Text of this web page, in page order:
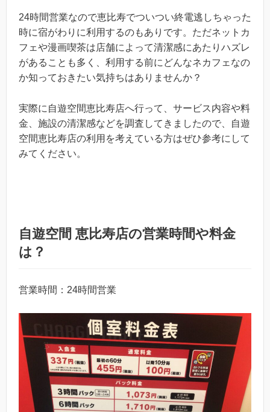
24時間営業なので恵比寿でついつい終電逃しちゃった
時に宿がわりに利用するのもありです。ただネットカ
フェや漫画喫茶は店舗によって清潔感にあたりハズレ
があることも多く、利用する前にどんなネカフェなの
か知っておきたい気持ちはありませんか？
実際に自遊空間恵比寿店へ行って、サービス内容や料
金、施設の清潔感などを調査してきましたので、自遊
空間恵比寿店の利用を考えている方はぜひ参考にして
みてください。
自遊空間 恵比寿店の営業時間や料金
は？
営業時間：24時間営業